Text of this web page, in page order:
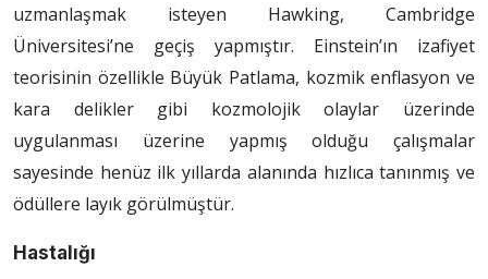
uzmanlaşmak isteyen Hawking, Cambridge
Üniversitesi’ne geçiş yapmıştır. Einstein’ın izafiyet
teorisinin özellikle Büyük Patlama, kozmik enflasyon ve
kara delikler gibi kozmolojik olaylar üzerinde
uygulanması üzerine yapmış olduğu çalışmalar
sayesinde henüz ilk yıllarda alanında hızlıca tanınmış ve
ödüllere layık görülmüştür.
Hastalığı